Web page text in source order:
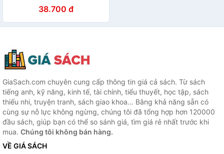
38.700 đ
GiaSach.com chuyên cung cấp thông tin giá cả sách. Từ sách
tiếng anh, kỹ năng, kinh tế, tài chính, tiểu thuyết, học tập, sách
thiếu nhi, truyện tranh, sách giao khoa... Bằng khả năng sẵn có
cùng sự nỗ lực không ngừng, chúng tôi đã tổng hợp hơn 120000
đầu sách, giúp bạn có thể so sánh giá, tìm giá rẻ nhất trước khi
mua. Chúng tôi không bán hàng.
VỀ GIÁ SÁCH